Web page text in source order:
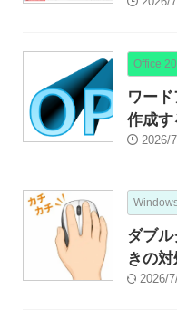
Office
ワー
作成
2026/
ダブ
きの
2026/